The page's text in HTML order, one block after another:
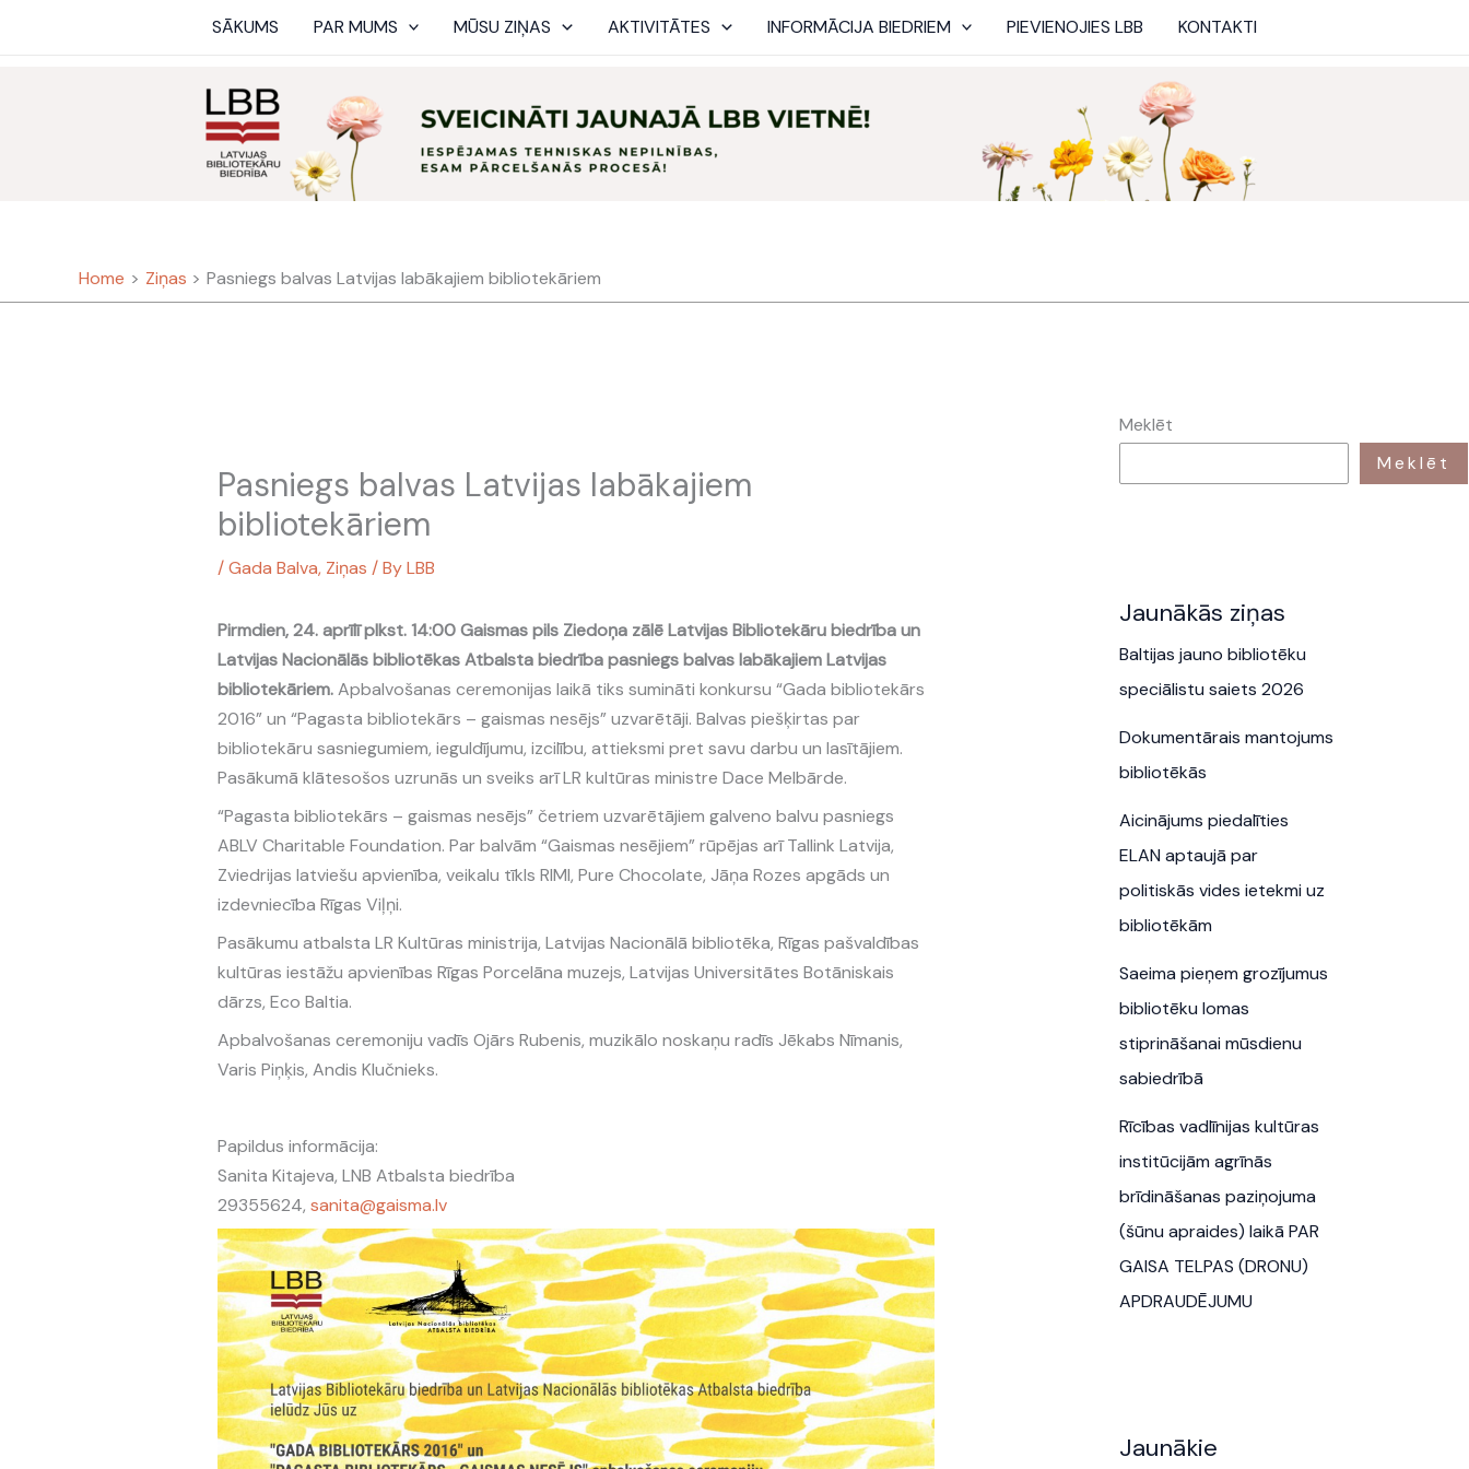
SĀKUMS PAR MUMS MŪSU ZIŅAS AKTIVITĀTES INFORMĀCIJA BIEDRIEM PIEVIENOJIES LBB KONTAKTI
Home Ziņas Pasniegs balvas Latvijas labākajiem bibliotekāriem
Pasniegs balvas Latvijas labākajiem
bibliotekāriem
/Gada Balva, Ziņas / ByLBB
Pirmdien, 24. aprīlī plkst. 14:00 Gaismas pils Ziedoņa zālē Latvijas Bibliotekāru biedrība un
Latvijas Nacionālās bibliotēkas Atbalsta biedrība pasniegs balvas labākajiem Latvijas
bibliotekāriem.Apbalvošanas ceremonijas laikā tiks sumināti konkursu “Gada bibliotekārs
2016” un “Pagasta bibliotekārs – gaismas nesējs” uzvarētāji. Balvas piešķirtas par
bibliotekāru sasniegumiem, ieguldījumu, izcilību, attieksmi pret savu darbu un lasītājiem.
Pasākumā klātesošos uzrunās un sveiks arī LR kultūras ministre Dace Melbārde.
“Pagasta bibliotekārs – gaismas nesējs” četriem uzvarētājiem galveno balvu pasniegs
ABLV Charitable Foundation. Par balvām “Gaismas nesējiem” rūpējas arī Tallink Latvija,
Zviedrijas latviešu apvienība, veikalu tīkls RIMI, Pure Chocolate, Jāņa Rozes apgāds un
izdevniecība Rīgas Viļņi.
Pasākumu atbalsta LR Kultūras ministrija, Latvijas Nacionālā bibliotēka, Rīgas pašvaldības
kultūras iestāžu apvienības Rīgas Porcelāna muzejs, Latvijas Universitātes Botāniskais
dārzs, Eco Baltia.
Apbalvošanas ceremoniju vadīs Ojārs Rubenis, muzikālo noskaņu radīs Jēkabs Nīmanis,
Varis Piņķis, Andis Klučnieks.
Papildus informācija:
Sanita Kitajeva, LNB Atbalsta biedrība
29355624, sanita@gaisma.lv
Meklēt
Meklēt
Jaunākās ziņas
Baltijas jauno bibliotēku
speciālistu saiets 2026
Dokumentārais mantojums
bibliotēkās
Aicinājums piedalīties
ELAN aptaujā par
politiskās vides ietekmi uz
bibliotēkām
Saeima pieņem grozījumus
bibliotēku lomas
stiprināšanai mūsdienu
sabiedrībā
Rīcības vadlīnijas kultūras
institūcijām agrīnās
brīdināšanas paziņojuma
(šūnu apraides) laikā PAR
GAISA TELPAS (DRONU)
APDRAUDĒJUMU
Jaunākie